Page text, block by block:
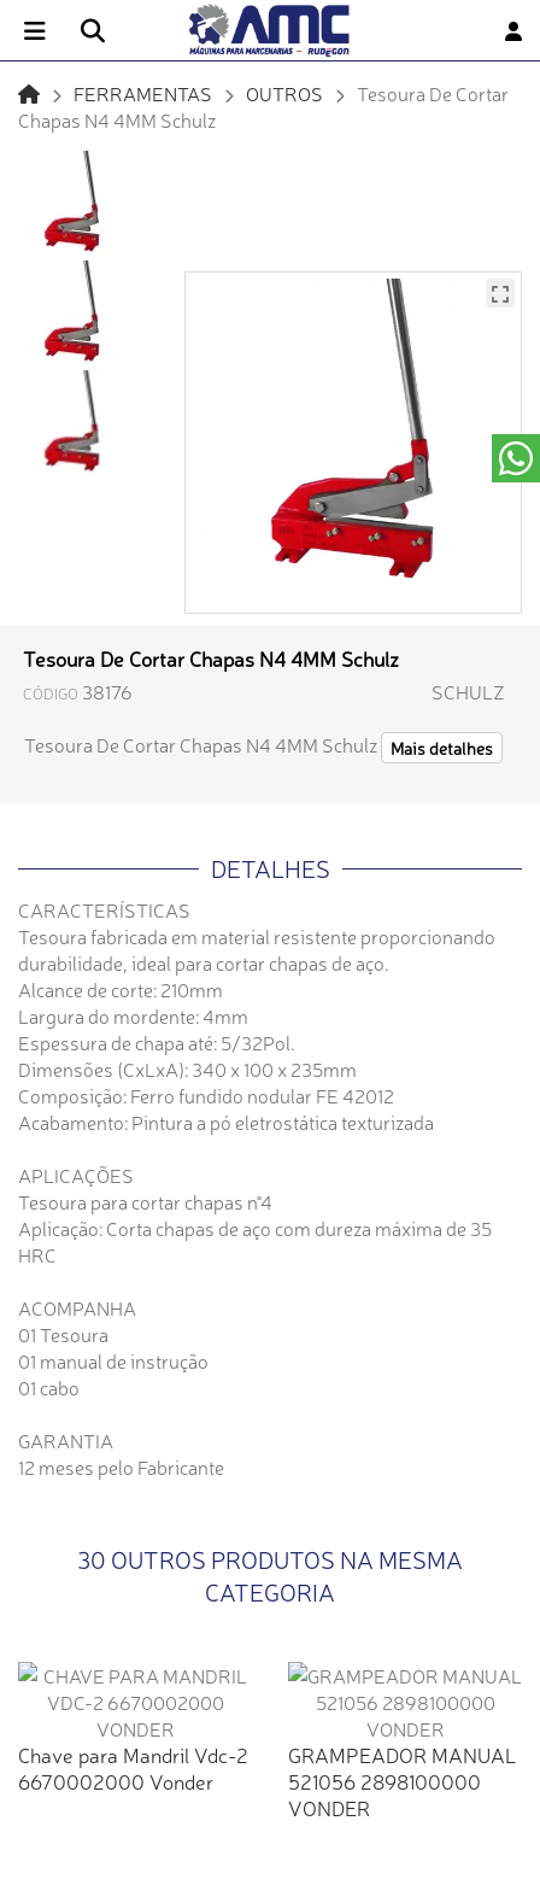
FERRAMENTAS OUTROS
Tesoura De Cortar
Chapas N4 4MM Schulz
Tesoura De Cortar Chapas N4 4MM Schulz
CÓDIGO 38176
SCHULZ
Tesoura De Cortar Chapas N4 4MM Schulz
Mais detalhes
DETALHES
CARACTERÍSTICAS
Tesoura fabricada em material resistente proporcionando
durabilidade, ideal para cortar chapas de aço.
Alcance de corte: 210mm
Largura do mordente: 4mm
Espessura de chapa até: 5/32Pol.
Dimensões (CxLxA): 340 x 100 x 235mm
Composição: Ferro fundido nodular FE 42012
Acabamento: Pintura a pó eletrostática texturizada
APLICAÇÕES
Tesoura para cortar chapas n°4
Aplicação: Corta chapas de aço com dureza máxima de 35
HRC
ACOMPANHA
01 Tesoura
01 manual de instrução
01 cabo
GARANTIA
12 meses pelo Fabricante
30 OUTROS PRODUTOS NA MESMA
CATEGORIA
Chave para Mandril Vdc-2
6670002000 Vonder
GRAMPEADOR MANUAL
521056 2898100000
VONDER